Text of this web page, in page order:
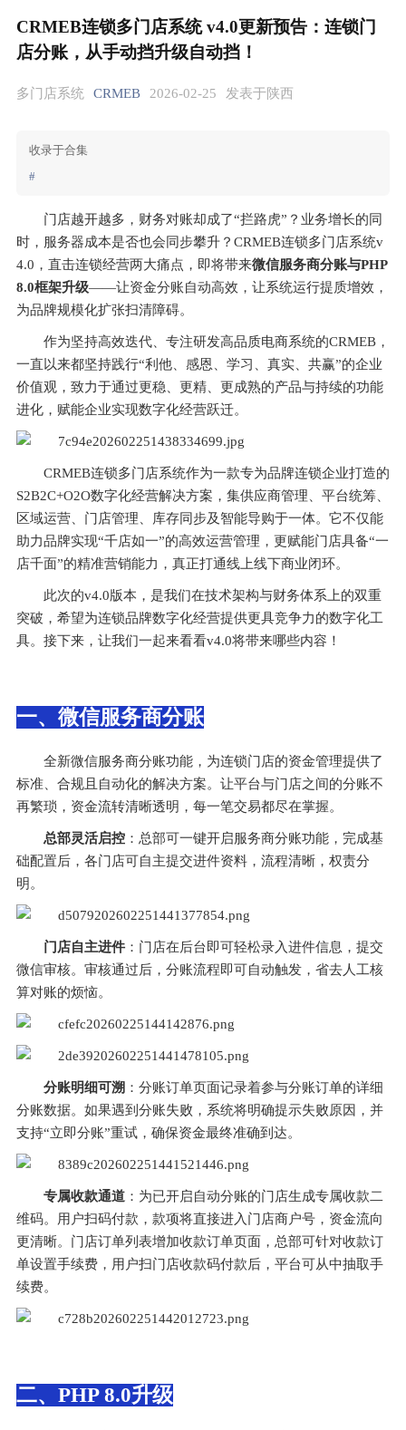
CRMEB连锁多门店系统 v4.0更新预告：连锁门
店分账，从手动挡升级自动挡！
多门店系统 CRMEB 2026-02-25 发表于陕西
收录于合集
#
门店越开越多，财务对账却成了“拦路虎”？业务增长的同
时，服务器成本是否也会同步攀升？CRMEB连锁多门店系统v
4.0，直击连锁经营两大痛点，即将带来微信服务商分账与PHP
8.0框架升级——让资金分账自动高效，让系统运行提质增效，
为品牌规模化扩张扫清障碍。
作为坚持高效迭代、专注研发高品质电商系统的CRMEB，
一直以来都坚持践行“利他、感恩、学习、真实、共赢”的企业
价值观，致力于通过更稳、更精、更成熟的产品与持续的功能
进化，赋能企业实现数字化经营跃迁。
CRMEB连锁多门店系统作为一款专为品牌连锁企业打造的
S2B2C+O2O数字化经营解决方案，集供应商管理、平台统筹、
区域运营、门店管理、库存同步及智能导购于一体。它不仅能
助力品牌实现“千店如一”的高效运营管理，更赋能门店具备“一
店千面”的精准营销能力，真正打通线上线下商业闭环。
此次的v4.0版本，是我们在技术架构与财务体系上的双重
突破，希望为连锁品牌数字化经营提供更具竞争力的数字化工
具。接下来，让我们一起来看看v4.0将带来哪些内容！
一、微信服务商分账
全新微信服务商分账功能，为连锁门店的资金管理提供了
标准、合规且自动化的解决方案。让平台与门店之间的分账不
再繁琐，资金流转清晰透明，每一笔交易都尽在掌握。
总部灵活启控 ：总部可一键开启服务商分账功能，完成基
础配置后，各门店可自主提交进件资料，流程清晰，权责分
明。
门店自主进件 ：门店在后台即可轻松录入进件信息，提交
微信审核。审核通过后，分账流程即可自动触发，省去人工核
算对账的烦恼。
分账明细可溯 ：分账订单页面记录着参与分账订单的详细
分账数据。如果遇到分账失败，系统将明确提示失败原因，并
支持“立即分账”重试，确保资金最终准确到达。
专属收款通道 ：为已开启自动分账的门店生成专属收款二
维码。用户扫码付款，款项将直接进入门店商户号，资金流向
更清晰。门店订单列表增加收款订单页面，总部可针对收款订
单设置手续费，用户扫门店收款码付款后，平台可从中抽取手
续费。
二、PHP 8.0升级